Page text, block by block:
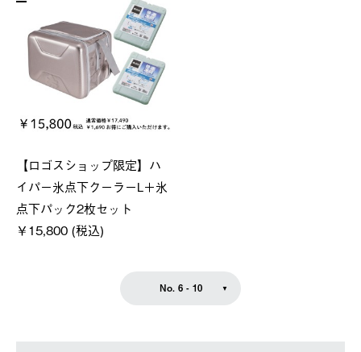
【ロゴスショップ限定】ハ
イパー氷点下クーラーL＋氷
点下パック2枚セット
￥15,800 (税込)
No. 6 - 10